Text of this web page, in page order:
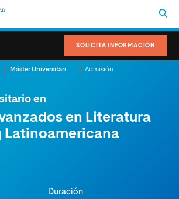
SOLICITA INFORMACIÓN
Máster Universitario en Estudios Avanzados en Literatura Española y Latinoamericana Admisión
en
en Literatura
Latinoamericana
Duración